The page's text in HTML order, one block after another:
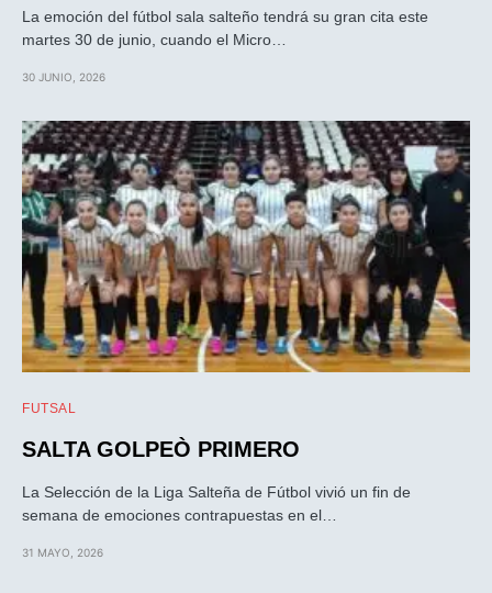
La emoción del fútbol sala salteño tendrá su gran cita este
martes 30 de junio, cuando el Micro…
30 JUNIO, 2026
FUTSAL
SALTA GOLPEÒ PRIMERO
La Selección de la Liga Salteña de Fútbol vivió un fin de
semana de emociones contrapuestas en el…
31 MAYO, 2026